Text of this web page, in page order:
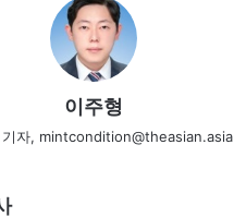
이주형
기자, mintcondition@theasian.asia